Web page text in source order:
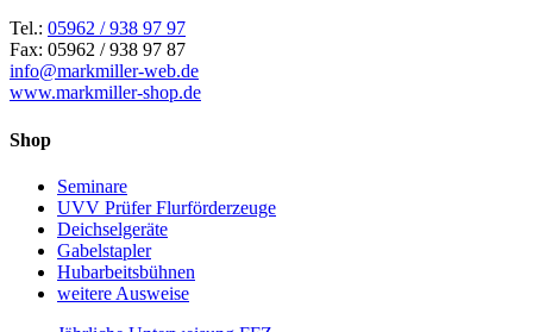
Tel.: 05962 / 938 97 97
Fax: 05962 / 938 97 87
info@markmiller-web.de
www.markmiller-shop.de
Shop
Seminare
UVV Prüfer Flurförderzeuge
Deichselgeräte
Gabelstapler
Hubarbeitsbühnen
weitere Ausweise